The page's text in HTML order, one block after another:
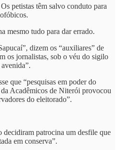
petistas têm salvo conduto para
mesmo tudo para dar errado.
dizem os “auxiliares” de
os jornalistas, sob o véu do sigilo
que “pesquisas em poder do
Acadêmicos de Niterói provocou
do eleitorado”.
decidiram patrocina um desfile que
em conserva”.